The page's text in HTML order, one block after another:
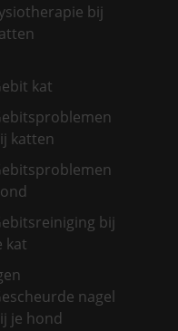
bij
kat
katten
bij
kat
nagel
je hond